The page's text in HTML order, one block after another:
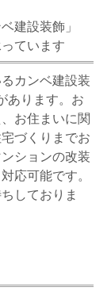
建設装飾」
ています
カンベ建設装
あります。お
お住まいに関
づくりまでお
ションの改装
応可能です。
しておりま